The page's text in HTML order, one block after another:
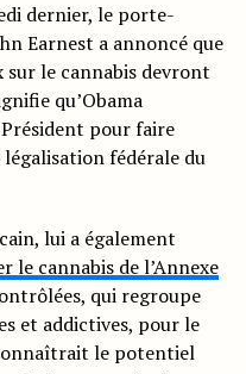
dernier, le porte-
Earnest a annoncé que
sur le cannabis devront
qu’Obama
Président pour faire
fédérale du
lui a également
le cannabis de l’Annexe
qui regroupe
et addictives, pour le
le potentiel